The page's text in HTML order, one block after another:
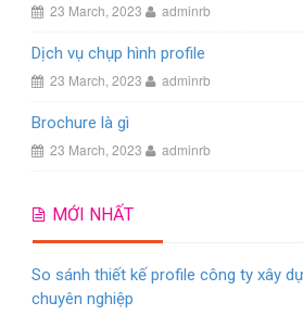
23 March, 2023 adminrb
Dịch vụ chụp hình profile
23 March, 2023 adminrb
Brochure là gì
23 March, 2023 adminrb
MỚI NHẤT
So sánh thiết kế profile công ty xây
chuyên nghiệp